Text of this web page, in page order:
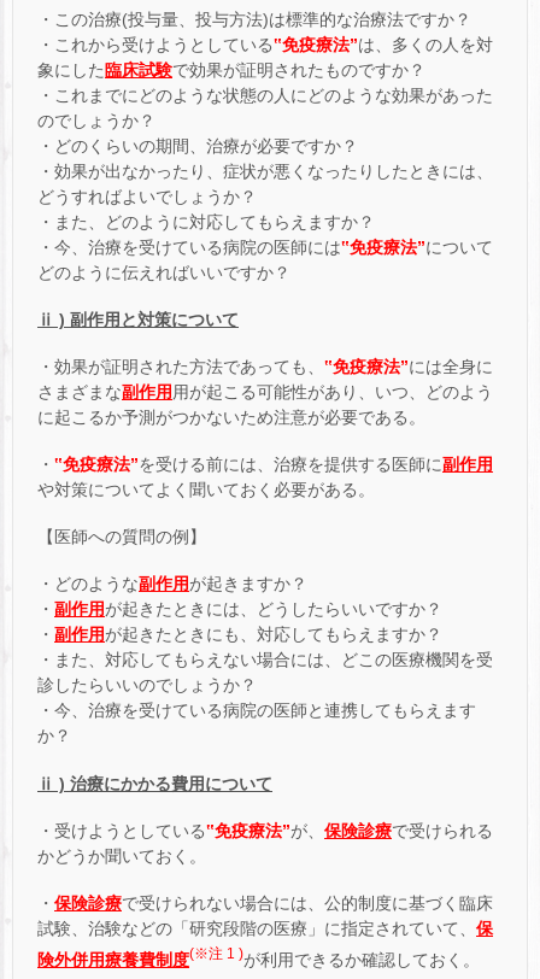
・この治療(投与量、投与方法)は標準的な治療法ですか？
・これから受けようとしている‟免疫療法”は、多くの人を対
象にした臨床試験で効果が証明されたものですか？
・これまでにどのような状態の人にどのような効果があった
のでしょうか？
・どのくらいの期間、治療が必要ですか？
・効果が出なかったり、症状が悪くなったりしたときには、
どうすればよいでしょうか？
・また、どのように対応してもらえますか？
・今、治療を受けている病院の医師には‟免疫療法”について
どのように伝えればいいですか？
ⅱ ) 副作用と対策について
・効果が証明された方法であっても、 ‟免疫療法”には全身に
さまざまな副作用 用が起こる可能性があり、いつ、どのよう
に起こるか予測がつかないため注意が必要である。
・ ‟免疫療法”を受ける前には、治療を提供する医師に副作用
や対策についてよく聞いておく必要がある。
【医師への質問の例】
・どのような副作用が起きますか？
・ 副作用が起きたときには、どうしたらいいですか？
・ 副作用が起きたときにも、対応してもらえますか？
・また、対応してもらえない場合には、どこの医療機関を受
診したらいいのでしょうか？
・今、治療を受けている病院の医師と連携してもらえます
か？
ⅱ ) 治療にかかる費用について
・受けようとしている‟免疫療法”が、 保険診療で受けられる
かどうか聞いておく。
・ 保険診療で受けられない場合には、公的制度に基づく臨床
試験、治験などの「研究段階の医療」に指定されていて、 保
険外併用療養費制度(※注 1 )が利用できるか確認しておく。